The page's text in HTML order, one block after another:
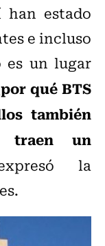
han estado
e incluso
es un lugar
qué BTS
también
traen un
la